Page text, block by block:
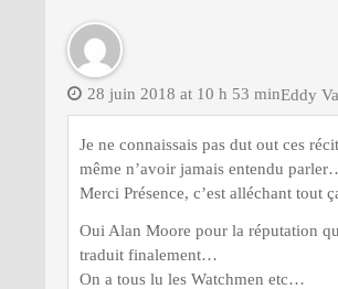
Eddy
28 juin 2018 at 10 h 53 min
Je ne connaissais pas dut out ces
même n’avoir jamais entendu
Merci Présence, c’est alléchant tout
Oui Alan Moore pour la réputation
traduit finalement…
On a tous lu les Watchmen etc…